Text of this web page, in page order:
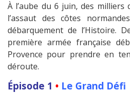
À l’aube du 6 juin, des milliers
l’assaut des côtes
débarquement de l’Histoire.
première armée française
Provence pour prendre en
déroute.
Épisode 1 • Le Grand Défi